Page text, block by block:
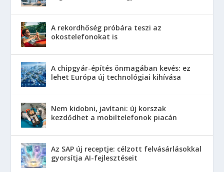
A rekordhőség próbára teszi az
okostelefonokat is
A chipgyár-építés önmagában kevés: ez
lehet Európa új technológiai kihívása
Nem kidobni, javítani: új korszak
kezdődhet a mobiltelefonok piacán
Az SAP új receptje: célzott felvásárlásokkal
gyorsítja AI-fejlesztéseit